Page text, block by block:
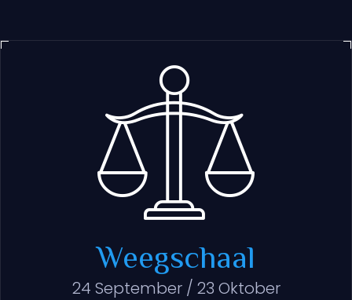
Weegschaal
24 September / 23 Oktober